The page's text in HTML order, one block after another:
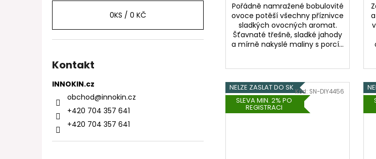
0KS / 0 KČ
Kontakt
INNOKIN.cz
obchod@innokin.cz
+420 704 357 641
+420 704 357 641
Pořádně namražené bobulovité
ovoce potěší všechny příznivce
sladkých ovocných aromat.
Šťavnaté třešně, sladké jahody
a mírně nakyslé maliny s porcí...
NELZE ZASLAT DO SK
SLEVA MIN. 2% PO
REGISTRACI
Kód: SN-DIY4456